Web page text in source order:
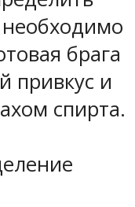
необходимо
брага
привкус и
спирта.